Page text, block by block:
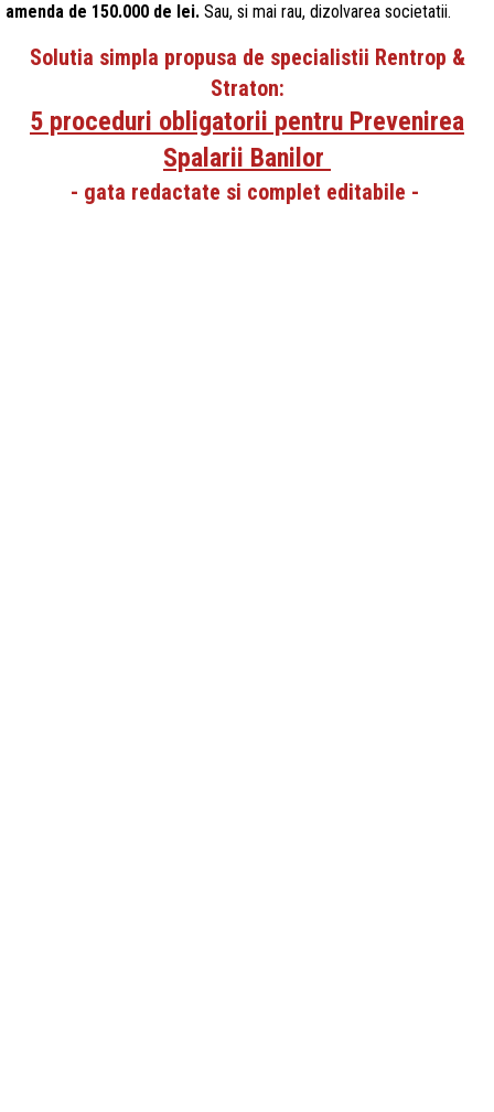
amenda de 150.000 de lei. Sau, si mai rau, dizolvarea societatii.
Solutia simpla propusa de specialistii Rentrop &
Straton:
5 proceduri obligatorii pentru Prevenirea
Spalarii Banilor
- gata redactate si complet editabile -